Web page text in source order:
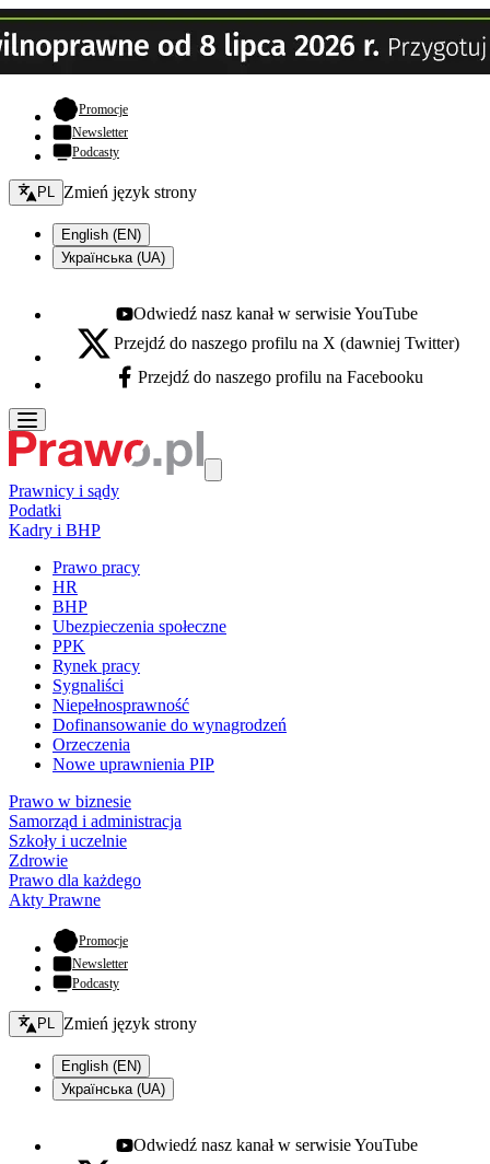
Promocje- otwiera się w nowej karcie
Newsletter
Podcasty
Zmień język - bieżący:
PL Zmień język strony
English (EN)
Українська (UA)
Youtube - otwiera się w nowej karcie
Odwiedź nasz kanał w serwisie YouTube
X - otwiera się w nowej karcie
Przejdź do naszego profilu na X (dawniej Twitter)
Facebook - otwiera się w nowej karcie
Przejdź do naszego profilu na Facebooku
Prawnicy i sądy
Podatki
Kadry i BHP
Prawo pracy
HR
BHP
Ubezpieczenia społeczne
PPK
Rynek pracy
Sygnaliści
Niepełnosprawność
Dofinansowanie do wynagrodzeń
Orzeczenia
Nowe uprawnienia PIP
Prawo w biznesie
Samorząd i administracja
Szkoły i uczelnie
Zdrowie
Prawo dla każdego
Akty Prawne
Promocje- otwiera się w nowej karcie
Newsletter
Podcasty
Zmień język - bieżący:
PL Zmień język strony
English (EN)
Українська (UA)
Youtube - otwiera się w nowej karcie
Odwiedź nasz kanał w serwisie YouTube